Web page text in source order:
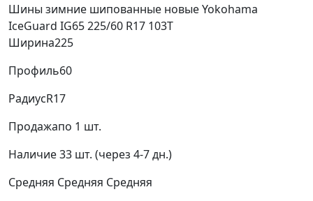
Шины зимние шипованные новые Yokohama
IceGuard IG65 225/60 R17 103T
Ширина225
Профиль60
РадиусR17
Продажапо 1 шт.
Наличие33 шт. (через 4-7 дн.)
Средняя Средняя Средняя